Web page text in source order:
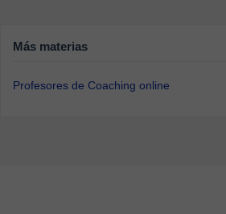
Más materias
Profesores de Coaching online